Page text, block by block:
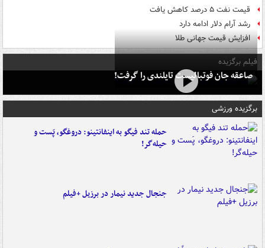
قیمت نفت ۵ درصد کاهش یافت
رشد آرام دلار ادامه دارد
افزایش قیمت جهانی طلا
فیلم برگزیده
صاعقه جان فوتبالیست تایلندی را گرفت!
برگزیده ورزشی
حمله تند فیگو به اینفانتینو: دروغگو، پَست‌ و
حیله‌گر!
جنجال جدید نیمار در برزیل +فیلم